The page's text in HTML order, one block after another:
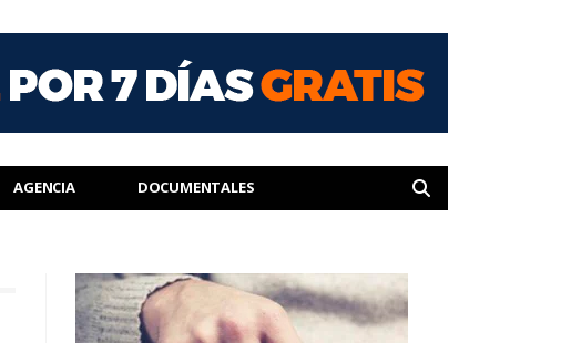
AGENCIA DOCUMENTALES